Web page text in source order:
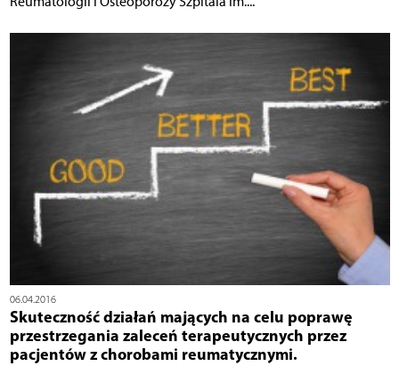
06.04.2016
Skuteczność działań mających na celu poprawę
przestrzegania zaleceń terapeutycznych przez
pacjentów z chorobami reumatycznymi.